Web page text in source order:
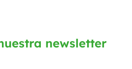
newsletter